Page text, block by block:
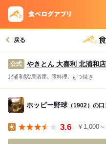
戻る
公式 やきとん 大喜利 北浦和店
北浦和駅/居酒屋､ 豚料理､ もつ焼き
ホッピー野球 （1902）の口
3.6 ￥1,000